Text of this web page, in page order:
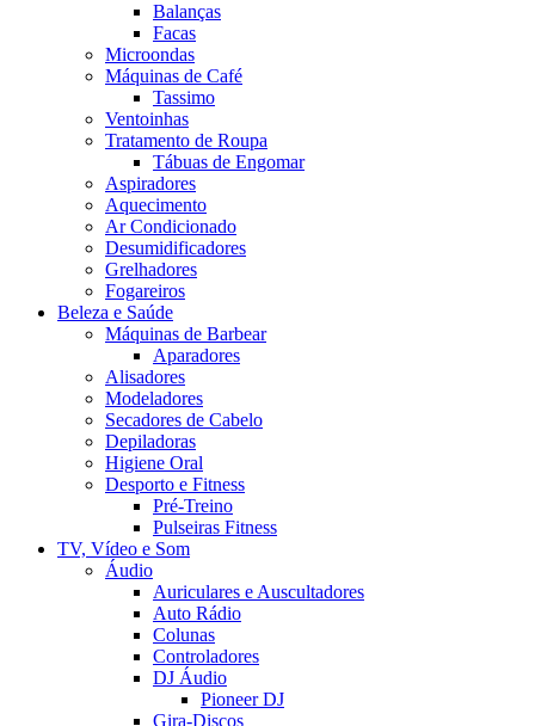
Balanças
Facas
Microondas
Máquinas de Café
Tassimo
Ventoinhas
Tratamento de Roupa
Tábuas de Engomar
Aspiradores
Aquecimento
Ar Condicionado
Desumidificadores
Grelhadores
Fogareiros
Beleza e Saúde
Máquinas de Barbear
Aparadores
Alisadores
Modeladores
Secadores de Cabelo
Depiladoras
Higiene Oral
Desporto e Fitness
Pré-Treino
Pulseiras Fitness
TV, Vídeo e Som
Áudio
Auriculares e Auscultadores
Auto Rádio
Colunas
Controladores
DJ Áudio
Pioneer DJ
Gira-Discos